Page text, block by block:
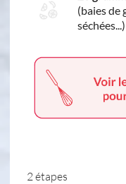
(baies de
séchées...)
2 étapes